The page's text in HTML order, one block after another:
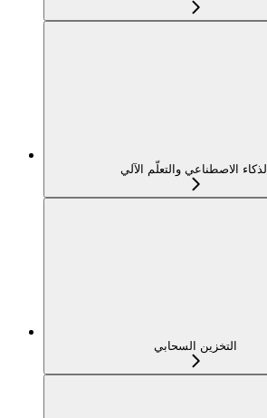
الذكاء الاصطناعي والتعلّم الآلي
التخزين السحابي